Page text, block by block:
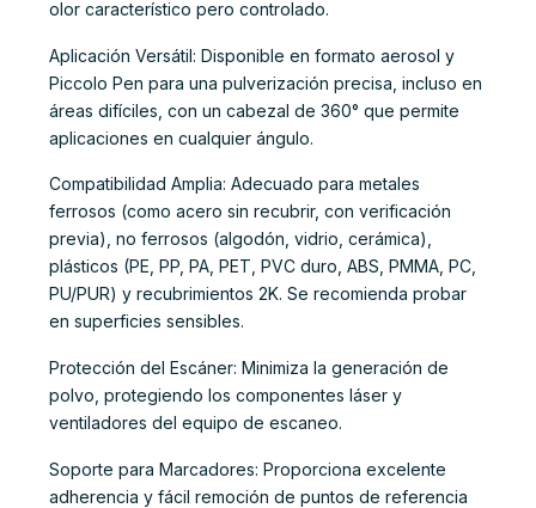
olor característico pero controlado.
Aplicación Versátil: Disponible en formato aerosol y
Piccolo Pen para una pulverización precisa, incluso en
áreas difíciles, con un cabezal de 360° que permite
aplicaciones en cualquier ángulo.
Compatibilidad Amplia: Adecuado para metales
ferrosos (como acero sin recubrir, con verificación
previa), no ferrosos (algodón, vidrio, cerámica),
plásticos (PE, PP, PA, PET, PVC duro, ABS, PMMA, PC,
PU/PUR) y recubrimientos 2K. Se recomienda probar
en superficies sensibles.
Protección del Escáner: Minimiza la generación de
polvo, protegiendo los componentes láser y
ventiladores del equipo de escaneo.
Soporte para Marcadores: Proporciona excelente
adherencia y fácil remoción de puntos de referencia